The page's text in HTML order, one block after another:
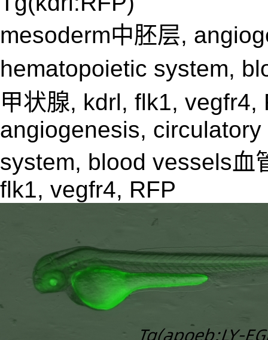
mesoderm中胚层,
hematopoietic system,
甲状腺, kdrl, flk1, vegfr4,
angiogenesis,
system, blood vessels血
flk1, vegfr4, RFP